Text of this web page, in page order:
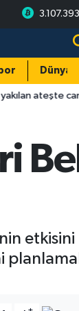
Dünya
can verdi!
etkisini